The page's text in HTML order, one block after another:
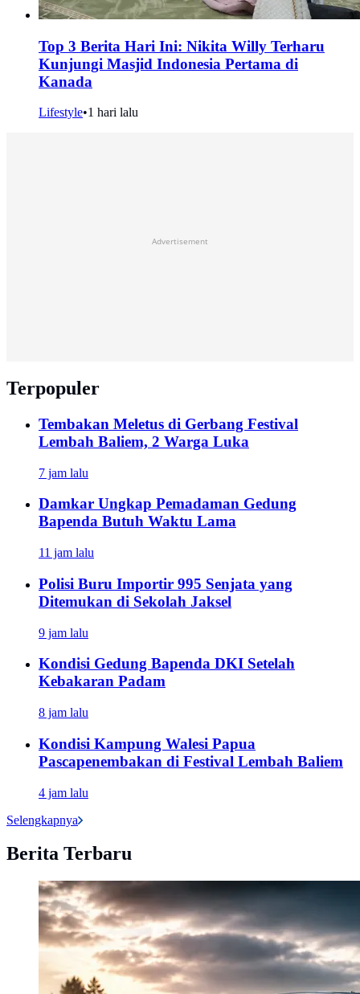
Top 3 Berita Hari Ini: Nikita Willy Terharu
Kunjungi Masjid Indonesia Pertama di
Kanada
Lifestyle•1 hari lalu
Advertisement
Terpopuler
Tembakan Meletus di Gerbang Festival
Lembah Baliem, 2 Warga Luka
7 jam lalu
Damkar Ungkap Pemadaman Gedung
Bapenda Butuh Waktu Lama
11 jam lalu
Polisi Buru Importir 995 Senjata yang
Ditemukan di Sekolah Jaksel
9 jam lalu
Kondisi Gedung Bapenda DKI Setelah
Kebakaran Padam
8 jam lalu
Kondisi Kampung Walesi Papua
Pascapenembakan di Festival Lembah Baliem
4 jam lalu
Selengkapnya
Berita Terbaru